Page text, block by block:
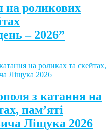
на роликових
– 2026”
з катання на
пам’яті
Ліщука 2026